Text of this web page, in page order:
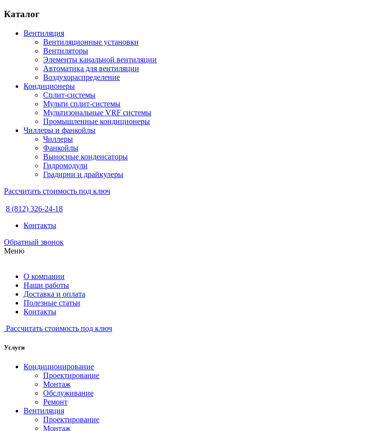
Каталог
Вентиляция
Вентиляционные установки
Вентиляторы
Элементы канальной вентиляции
Автоматика для вентиляции
Воздухораспределение
Кондиционеры
Сплит-системы
Мульти сплит-системы
Мультизональные VRF системы
Промышленные кондиционеры
Чиллеры и фанкойлы
Чиллеры
Фанкойлы
Выносные конденсаторы
Гидромодули
Градирни и драйкулеры
Рассчитать стоимость под ключ
8 (812) 326-24-18
Контакты
Обратный звонок
Меню
О компании
Наши работы
Доставка и оплата
Полезные статьи
Контакты
Рассчитать стоимость под ключ
Услуги
Кондиционирование
Проектирование
Монтаж
Обслуживание
Ремонт
Вентиляция
Проектирование
Монтаж